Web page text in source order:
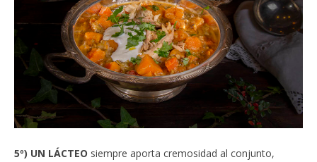
5º) UN LÁCTEO siempre aporta cremosidad al conjunto,